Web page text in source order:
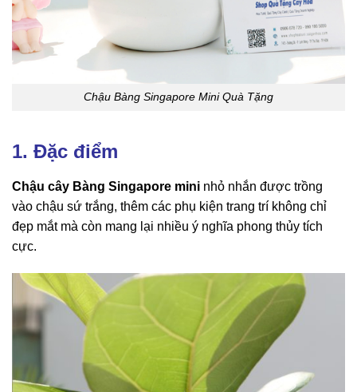
Chậu Bàng Singapore Mini Quà Tặng
1. Đặc điểm
Chậu cây Bàng Singapore mini nhỏ nhắn được trồng
vào chậu sứ trắng, thêm các phụ kiện trang trí không chỉ
đẹp mắt mà còn mang lại nhiều ý nghĩa phong thủy tích
cực.